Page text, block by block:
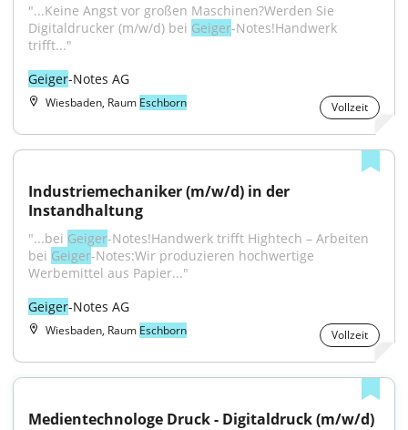
"...Keine Angst vor großen Maschinen?Werden Sie
Digitaldrucker (m/w/d) bei Geiger-Notes!Handwerk
trifft..."
Geiger-Notes AG
Wiesbaden, Raum Eschborn Vollzeit
Industriemechaniker (m/w/d) in der
Instandhaltung
"...bei Geiger-Notes!Handwerk trifft Hightech – Arbeiten
bei Geiger-Notes:Wir produzieren hochwertige
Werbemittel aus Papier..."
Geiger-Notes AG
Wiesbaden, Raum Eschborn Vollzeit
Medientechnologe Druck - Digitaldruck (m/w/d)